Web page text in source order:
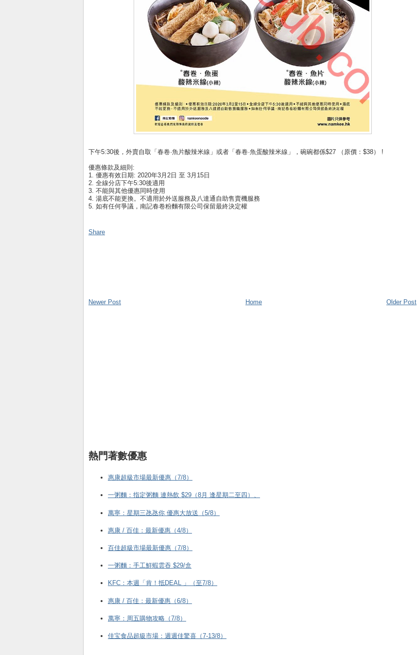
下午5:30後，外賣自取「春卷·魚片酸辣米線」或者「春卷·魚蛋酸辣米線」，碗碗都係$27 （原價：$38） !
優惠條款及細則:
1. 優惠有效日期: 2020年3月2日 至 3月15日
2. 全線分店下午5:30後適用
3. 不能與其他優惠同時使用
4. 湯底不能更換。不適用於外送服務及八達通自助售賣機服務
5. 如有任何爭議，南記春卷粉麵有限公司保留最終決定權
Share
Newer Post Older Post
Home
熱門著數優惠
惠康超級市場最新優惠（7/8）
一粥麵：指定粥麵 連熱飲 $29（8月 逢星期二至四）、
萬寧：星期三氹氹你 優惠大放送（5/8）
惠康 / 百佳：最新優惠（4/8）
百佳超級市場最新優惠（7/8）
一粥麵：手工鮮蝦雲吞 $29/盒
KFC ：本週「肯！抵DEAL 」（至7/8）
惠康 / 百佳：最新優惠（6/8）
萬寧：周五購物攻略（7/8）
佳宝食品超級市場：週週佳驚喜（7-13/8）